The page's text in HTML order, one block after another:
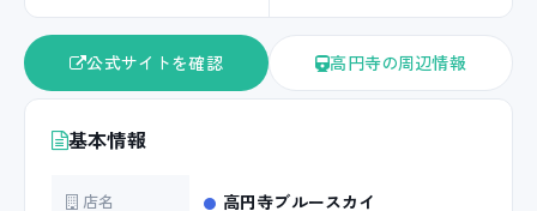
公式サイトを確認 高円寺の周辺情報
基本情報
店名 高円寺ブルースカイ